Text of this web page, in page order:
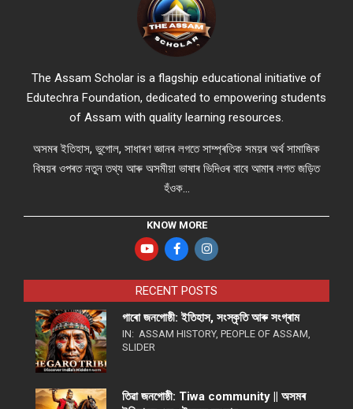
The Assam Scholar is a flagship educational initiative of
Edutechra Foundation, dedicated to empowering students
of Assam with quality learning resources.
অসমৰ ইতিহাস, ভুগোল, সাধাৰণ জ্ঞানৰ লগতে সাম্প্ৰতিক সময়ৰ অৰ্থ সামাজিক
বিষয়ৰ ওপৰত নতুন তথ্য আৰু অসমীয়া ভাষাৰ ভিদিওৰ বাবে আমাৰ লগত জড়িত
হঁওক...
KNOW MORE
RECENT POSTS
গাৰো জনগোষ্ঠী: ইতিহাস, সংস্কৃতি আৰু সংগ্ৰাম
IN: ASSAM HISTORY, PEOPLE OF ASSAM
SLIDER
তিৱা জনগোষ্ঠী: Tiwa community || অসমৰ